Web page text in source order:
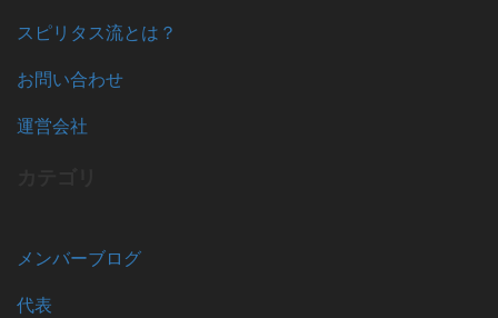
スピリタス流とは？
お問い合わせ
運営会社
メンバーブログ
代表